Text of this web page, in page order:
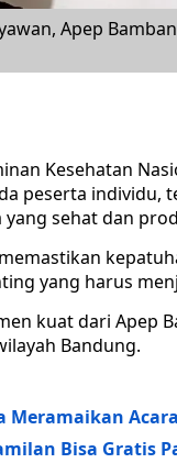
Apep
Kesehatan
peserta individu,
sehat dan
yang harus
kuat dari Apep
Bandung.
Meramaikan
Bisa Gratis